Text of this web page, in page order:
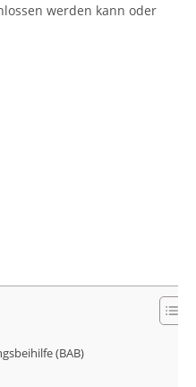
werden kann oder
(BAB)